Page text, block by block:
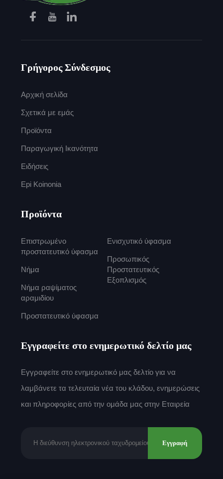
Γρήγορος Σύνδεσμος
Αρχική σελίδα
Σχετικά με εμάς
Προϊόντα
Παραγωγική Ικανότητα
Ειδήσεις
Epi Koinonia
Προϊόντα
Επιστρωμένο
προστατευτικό ύφασμα
Νήμα
Νήμα ραψίματος
αραμιδίου
Προστατευτικό ύφασμα
Ενισχυτικό ύφασμα
Προσωπικός
Προστατευτικός
Εξοπλισμός
Εγγραφείτε στο ενημερωτικό δελτίο μας
Εγγραφείτε στο ενημερωτικό μας δελτίο για να
λαμβάνετε τα τελευταία νέα του κλάδου, ενημερώσεις
και πληροφορίες από την ομάδα μας στην Εταιρεία
Εγγραφή